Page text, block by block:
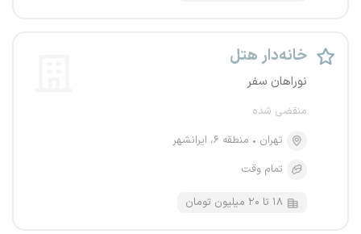
خانه‌دار هتل
نوراهان سفر
منقضی شده
تهران
منطقه ۶، ایرانشهر
تمام وقت
۱۸ تا ۲۰ میلیون تومان